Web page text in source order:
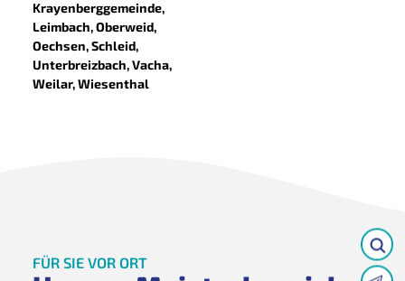
Krayenberggemeinde,
Leimbach, Oberweid,
Oechsen, Schleid,
Unterbreizbach, Vacha,
Weilar, Wiesenthal
FÜR SIE VOR ORT